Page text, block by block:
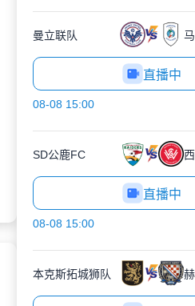
曼立联队
直播中
08-08 15:00
SD公鹿FC
直播中
08-08 15:00
本克斯拓城狮队